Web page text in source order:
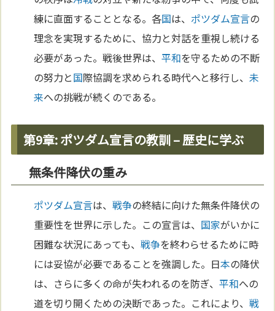
練に直面することとなる。各国は、 ポツダム宣言の
理念を実現するために、協力と対話を重視し続ける
必要があった。戦後世界は、平和を守るための不断
の努力と国際協調を求められる時代へと移行し、未
来への挑戦が続くのである。
第9章: ポツダム宣言の教訓 – 歴史に学ぶ
無条件降伏の重み
ポツダム宣言は、戦争の終結に向けた無条件降伏の
重要性を世界に示した。この宣言は、 国家がいかに
困難な状況にあっても、戦争を終わらせるために時
には妥協が必要であることを強調した。日本の降伏
は、さらに多くの命が失われるのを防ぎ、平和への
道を切り開くための決断であった。これにより、戦